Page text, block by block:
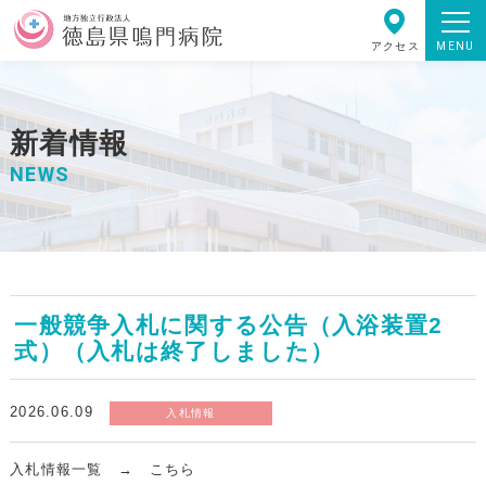
アクセス MENU
新着情報
NEWS
一般競争入札に関する公告（入浴装置2
式）（入札は終了しました）
2026.06.09 入札情報
入札情報一覧 → こちら